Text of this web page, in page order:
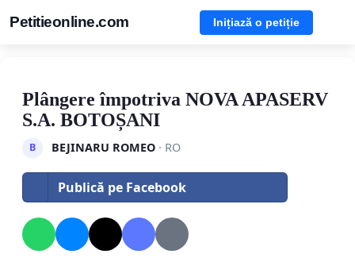
Petitieonline.com Inițiază o petiție
Plângere împotriva NOVA APASERV
S.A. BOTOȘANI
B BEJINARU ROMEO· RO
Publică pe Facebook